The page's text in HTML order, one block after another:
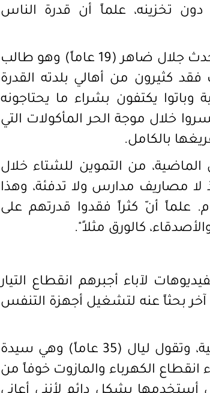
تخزينه، علماً أن قدرة الناس
في الشمال، الحال ليست أفضل بكثير، إذ يتحدث جلال ضاهر (19 عاماً) وهو طالب
كثيرون من أهالي بلدته القدرة
وباتوا يكتفون بشراء ما يحتاجونه
خلال موجة الحر المأكولات التي
بالكامل.
من التموين للشتاء خلال
مصاريف مدارس ولا تدفئة، وهذا
علماً أنّ كثراً فقدوا قدرتهم على
كالورق مثلاً".
لآباء أجبرهم انقطاع التيار
آخر بحثاً عنه لتشغيل أجهزة التنفس
تكررت هذه المأساة كثيراً خلال الفترة الماضية، وتقول ليال (35 عاماً) وهي سيدة
انقطاع الكهرباء والمازوت خوفاً من